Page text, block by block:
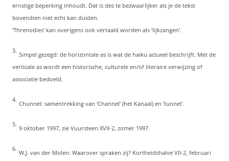
ernstige beperking inhoudt. Dat is des te bezwaarlijker als je de tekst
bovendien niet echt kan duiden.
‘Threnodies’ kan overigens ook vertaald worden als ‘lijkzangen’.
3.
Simpel gezegd: de horizontale as is wat de haiku actueel beschrijft. Met de
verticale as wordt een historische, culturele en/of literaire verwijzing of
associatie bedoeld.
4.
Chunnel: samentrekking van ‘Channel’ (het Kanaal) en ‘tunnel’.
5.
9 oktober 1997, zie Vuursteen XVII-2, zomer 1997
6.
W.J. van der Molen: Waarover spraken zij? Kortheidshalve VII-2, februari